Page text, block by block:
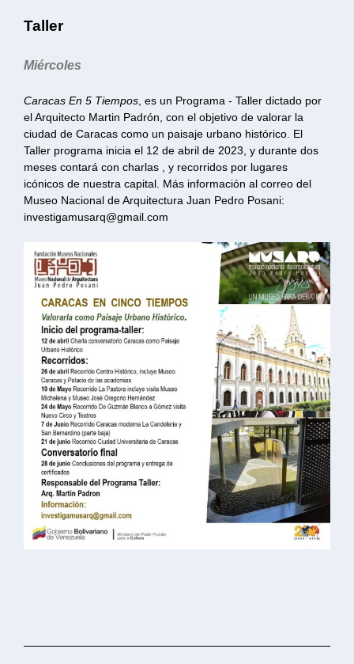
Taller
Miércoles
Caracas En 5 Tiempos , es un Programa - Taller dictado por
el Arquitecto Martin Padrón, con el objetivo de valorar la
ciudad de Caracas como un paisaje urbano histórico. El
Taller programa inicia el 12 de abril de 2023, y durante dos
meses contará con charlas , y recorridos por lugares
icónicos de nuestra capital. Más información al correo del
Museo Nacional de Arquitectura Juan Pedro Posani:
investigamusarq@gmail.com